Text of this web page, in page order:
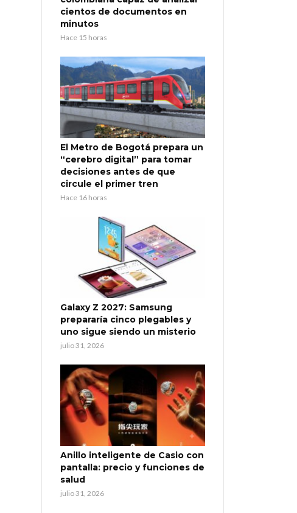
cientos de documentos en
minutos
Hace 15 horas
El Metro de Bogotá prepara un
“cerebro digital” para tomar
decisiones antes de que
circule el primer tren
Hace 16 horas
Galaxy Z 2027: Samsung
prepararía cinco plegables y
uno sigue siendo un misterio
julio 31, 2026
Anillo inteligente de Casio con
pantalla: precio y funciones de
salud
julio 31, 2026